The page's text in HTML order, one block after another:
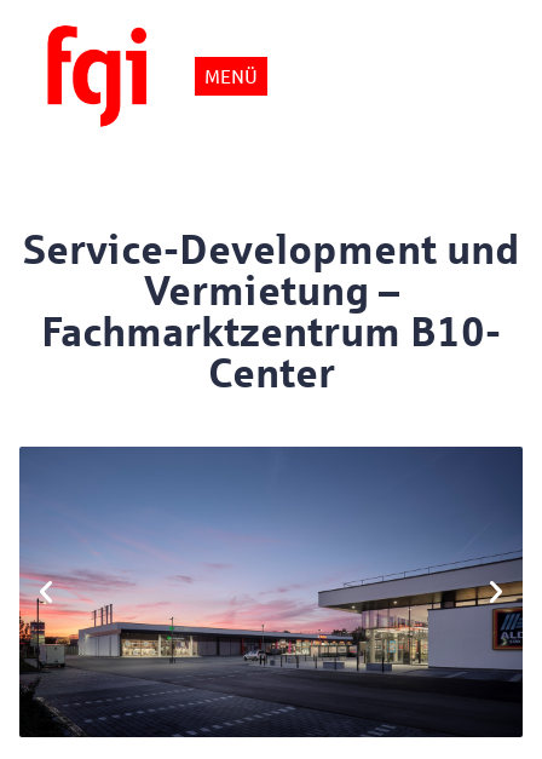
MENÜ
Göppingen
Service-Development und
Vermietung –
Fachmarktzentrum B10-
Center